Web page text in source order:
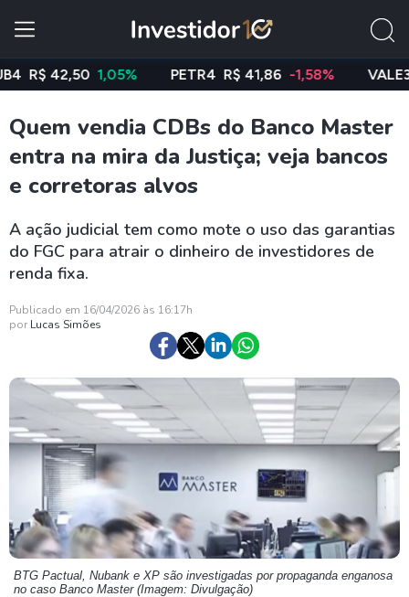
42,50 1,05% PETR4 R$ 41,86 -1,58% VALE3 R$
Quem vendia CDBs do Banco Master
entra na mira da Justiça; veja bancos
e corretoras alvos
A ação judicial tem como mote o uso das garantias
do FGC para atrair o dinheiro de investidores de
renda fixa.
Publicado em 16/04/2026 às 16:17h
por Lucas Simões
BTG Pactual, Nubank e XP são investigadas por propaganda enganosa
no caso Banco Master (Imagem: Divulgação)